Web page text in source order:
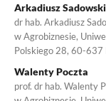
Arkadiusz Sadowski
dr hab. Arkadiusz
w Agrobiznesie,
Polskiego 28, 60-637
Walenty Poczta
prof. dr hab. Walenty